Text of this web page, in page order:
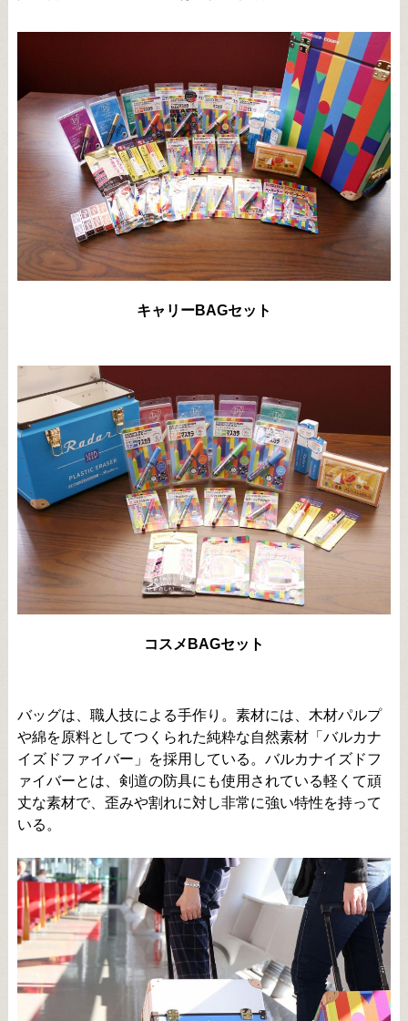
キャリーBAGセット
コスメBAGセット
バッグは、職人技による手作り。素材には、木材パルプ
や綿を原料としてつくられた純粋な自然素材「バルカナ
イズドファイバー」を採用している。バルカナイズドフ
ァイバーとは、剣道の防具にも使用されている軽くて頑
丈な素材で、歪みや割れに対し非常に強い特性を持って
いる。